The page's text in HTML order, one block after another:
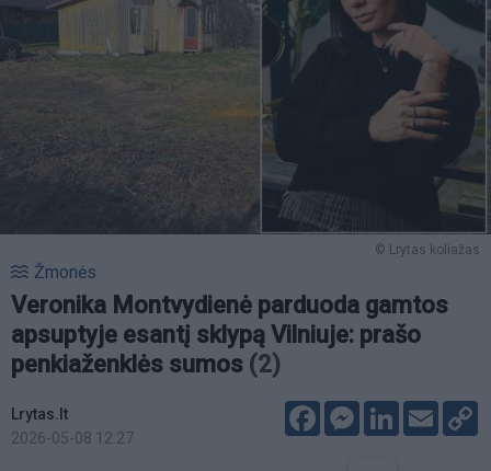
© Lrytas koliažas
Žmonės
Veronika Montvydienė parduoda gamtos
apsuptyje esantį sklypą Vilniuje: prašo
penkiaženklės sumos (2)
Lrytas.lt
2026-05-08 12:27
FacebookMessenger
LinkedIn
Email